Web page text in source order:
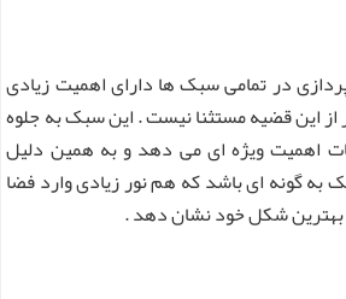
در تمامی سبک ها دارای اهمیت زیادی
این قضیه مستثنا نیست . این سبک به جلوه
اهمیت ویژه ای می دهد و به همین دلیل
به گونه ای باشد که هم نور زیادی وارد فضا
شکل خود نشان دهد .